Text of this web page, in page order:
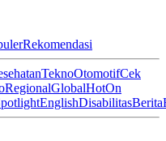
Rekomendasi
TeknoOtomotifCek
RegionalGlobalHotOn
EnglishDisabilitasBerita